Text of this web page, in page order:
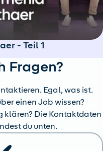
zu öffnen
- Teil 1
Fragen?
Egal, was ist.
einen Job wissen?
klären? Die Kontaktdaten
du unten.